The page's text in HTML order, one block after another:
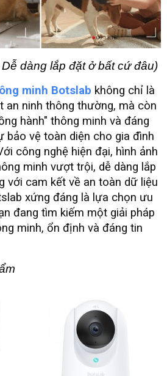
dàng lắp đặt ở bất cứ đâu)
minh Botslab không chỉ là
an ninh thông thường, mà còn
hành" thông minh và đáng
bảo vệ toàn diện cho gia đình
công nghệ hiện đại, hình ảnh
minh vượt trội, dễ dàng lắp
với cam kết về an toàn dữ liệu
xứng đáng là lựa chọn ưu
đang tìm kiếm một giải pháp
minh, ổn định và đáng tin